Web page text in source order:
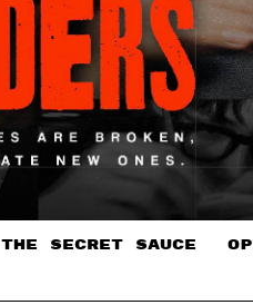
THE SECRET SAUCE​